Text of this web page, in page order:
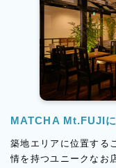
MATCHA Mt.FUJI
築地エリアに位置する
情を持つユニークなお